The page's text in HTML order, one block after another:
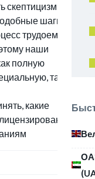
скептицизм
шаги
трудоемкий и
наши
полную
такую
какие